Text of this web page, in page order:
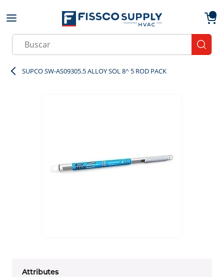
Skip to main content
Site Search
SUPCO SW-AS09305.5 ALLOY SOL 8^ 5 ROD PACK
Attributes